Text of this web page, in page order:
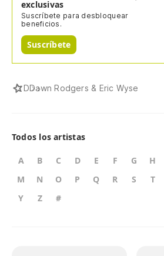
exclusivas
Suscríbete para desbloquear
beneficios.
Suscríbete
DDawn Rodgers & Eric Wyse
Todos los artistas
A B C D E F G H
M
N O P Q R S T
Y
Z #